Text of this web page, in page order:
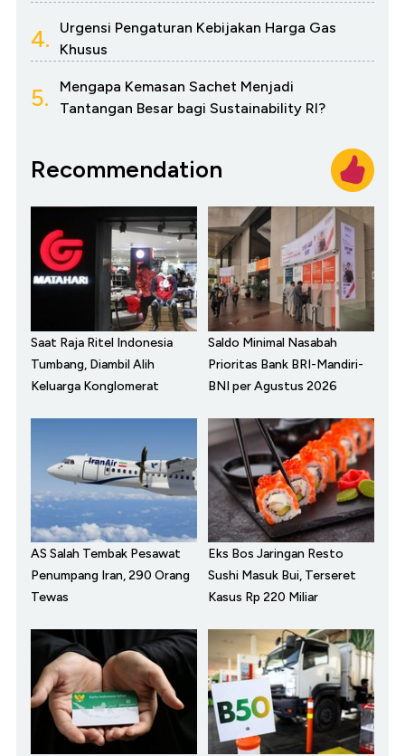
4.
Urgensi Pengaturan Kebijakan Harga Gas
Khusus
5.
Mengapa Kemasan Sachet Menjadi
Tantangan Besar bagi Sustainability RI?
Recommendation
Saat Raja Ritel Indonesia
Tumbang, Diambil Alih
Keluarga Konglomerat
Saldo Minimal Nasabah
Prioritas Bank BRI-Mandiri-
BNI per Agustus 2026
AS Salah Tembak Pesawat
Penumpang Iran, 290 Orang
Tewas
Eks Bos Jaringan Resto
Sushi Masuk Bui, Terseret
Kasus Rp 220 Miliar